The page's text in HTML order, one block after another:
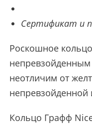
Сертификат и
Роскошное
непревзойденным
неотличим от
непревзойденной
Кольцо Графф